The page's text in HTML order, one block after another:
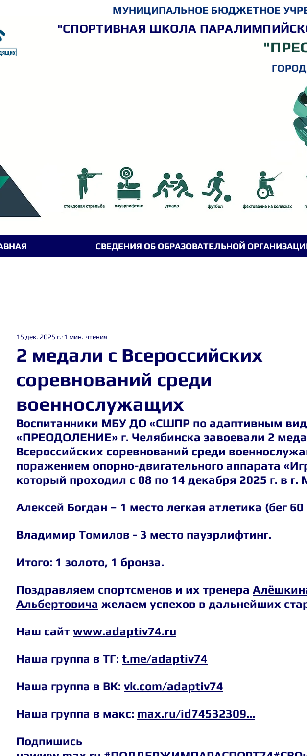
МУНИЦИПАЛЬНОЕ БЮДЖЕТНОЕ
"СПОРТИВНАЯ ШКОЛА
СВЕДЕНИЯ ОБ ОБРАЗОВАТЕЛЬНОЙ
2 медали с Всероссийских
соревнований среди
военнослужащих
15 дек. 2025 г. 1 мин. чтения
Воспитанники МБУ ДО «СШПР по адаптивным
«ПРЕОДОЛЕНИЕ» г. Челябинска завоевали 2
Всероссийских соревнований среди
поражением опорно-двигательного аппарата
который проходил с 08 по 14 декабря 2025 г. в г.
Алексей Богдан – 1 место легкая атлетика (бег
Владимир Томилов - 3 место пауэрлифтинг.
Итого: 1 золото, 1 бронза.
Поздравляем спортсменов и их тренера
Альбертовича желаем успехов в дальнейших
Наш сайт www.adaptiv74.ru
Наша группа в ТГ: t.me/adaptiv74
Наша группа в ВК: vk.com/adaptiv74
Наша группа в макс: max.ru/id74532309...
Подпишись